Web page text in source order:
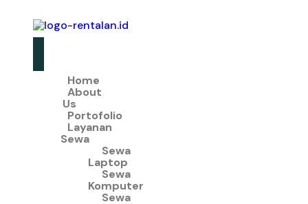
Home
About
Us
Portofolio
Layanan
Sewa
Sewa
Laptop
Sewa
Komputer
Sewa